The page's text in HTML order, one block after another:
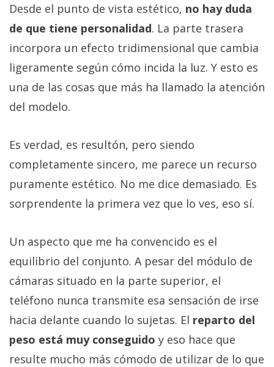
Desde el punto de vista estético, no hay duda
de que tiene personalidad. La parte trasera
incorpora un efecto tridimensional que cambia
ligeramente según cómo incida la luz. Y esto es
una de las cosas que más ha llamado la atención
del modelo.
Es verdad, es resultón, pero siendo
completamente sincero, me parece un recurso
puramente estético. No me dice demasiado. Es
sorprendente la primera vez que lo ves, eso sí.
Un aspecto que me ha convencido es el
equilibrio del conjunto. A pesar del módulo de
cámaras situado en la parte superior, el
teléfono nunca transmite esa sensación de irse
hacia delante cuando lo sujetas. El reparto del
peso está muy conseguido y eso hace que
resulte mucho más cómodo de utilizar de lo que